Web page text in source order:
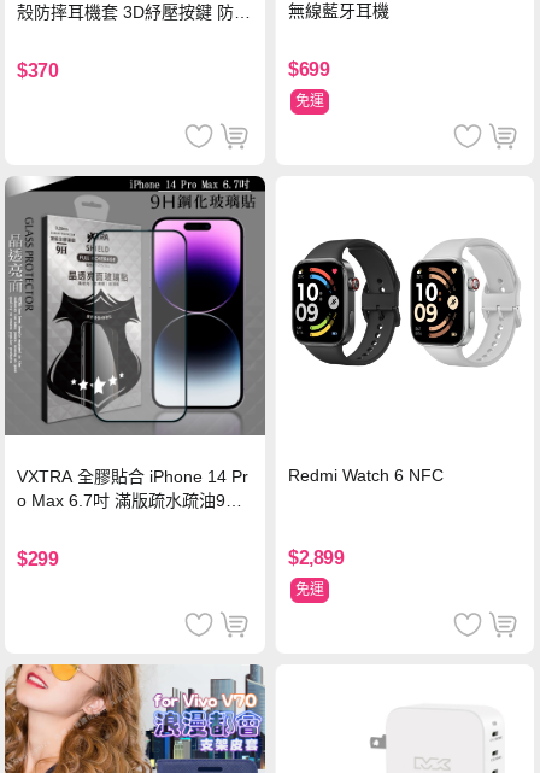
殼防摔耳機套 3D紓壓按鍵 防開
$370
無線藍牙耳機
$699
免運
VXTRA 全膠貼合 iPhone 14 Pr
o Max 6.7吋 滿版疏水疏油9H
$299
Redmi Watch 6 NFC
$2,899
免運